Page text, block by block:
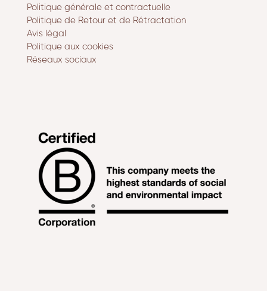
Politique générale et contractuelle
Politique de Retour et de Rétractation
Avis légal
Politique aux cookies
Réseaux sociaux